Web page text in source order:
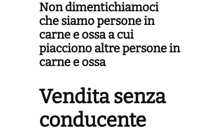
Non dimentichiamoci
che siamo persone in
carne e ossa a cui
piacciono altre persone in
carne e ossa
Vendita senza
conducente